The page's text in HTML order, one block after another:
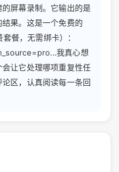
屏幕录制。它输出的是
果。这是一个免费的
餐，无需绑卡）：
我真心想
让它处理哪项重复性任
区，认真阅读每一条回